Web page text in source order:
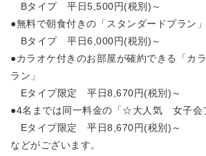
Bタイプ 平日5,500円(税別)～
●無料で朝食付きの「スタンダードプラン」
Bタイプ 平日6,000円(税別)～
●カラオケ付きのお部屋が確約できる「カ
ラン」
Eタイプ限定 平日8,670円(税別)～
●4名までは同一料金の「☆大人気 女子会
Eタイプ限定 平日8,670円(税別)～
などがございます。